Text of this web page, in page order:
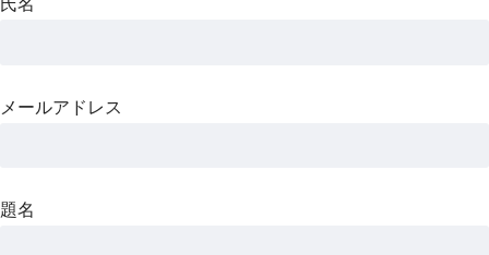
氏名
メールアドレス
題名